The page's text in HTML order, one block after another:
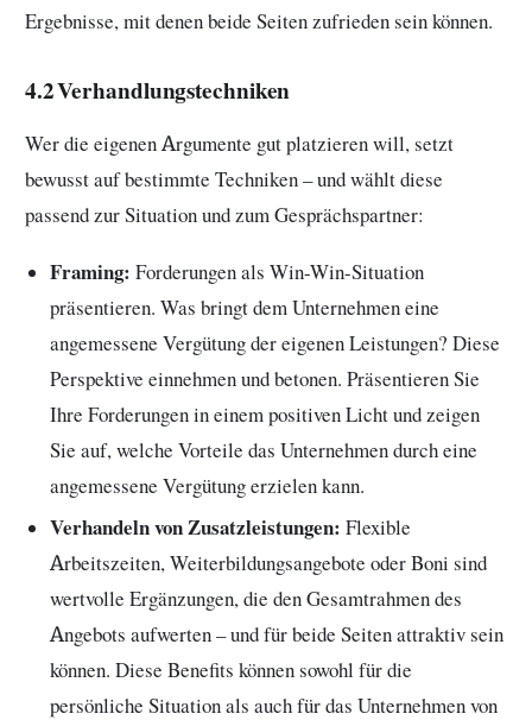
Ergebnisse, mit denen beide Seiten zufrieden sein können.
4.2 Verhandlungstechniken
Wer die eigenen Argumente gut platzieren will, setzt
bewusst auf bestimmte Techniken – und wählt diese
passend zur Situation und zum Gesprächspartner:
Framing: Forderungen als Win-Win-Situation
präsentieren. Was bringt dem Unternehmen eine
angemessene Vergütung der eigenen Leistungen? Diese
Perspektive einnehmen und betonen. Präsentieren Sie
Ihre Forderungen in einem positiven Licht und zeigen
Sie auf, welche Vorteile das Unternehmen durch eine
angemessene Vergütung erzielen kann.
Verhandeln von Zusatzleistungen: Flexible
Arbeitszeiten, Weiterbildungsangebote oder Boni sind
wertvolle Ergänzungen, die den Gesamtrahmen des
Angebots aufwerten – und für beide Seiten attraktiv sein
können. Diese Benefits können sowohl für die
persönliche Situation als auch für das Unternehmen von